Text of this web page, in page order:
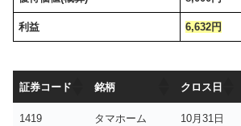
利益 6,632円
証券コード 銘柄 クロス日
証券コード 銘柄 クロス日
1419 タマホーム 10月31日